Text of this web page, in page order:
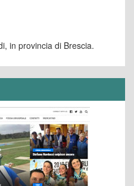
in provincia di Brescia.